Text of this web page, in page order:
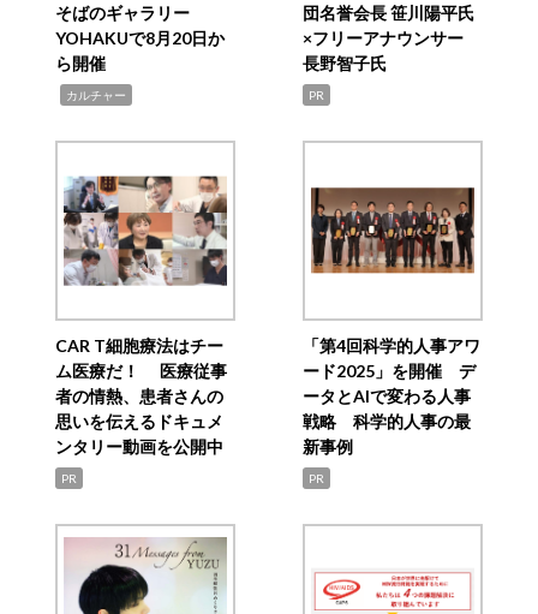
そばのギャラリー
YOHAKUで8月20日か
ら開催
カルチャー
団名誉会長 笹川陽平氏
×フリーアナウンサー
長野智子氏
PR
CAR T細胞療法はチー
ム医療だ！ 医療従事
者の情熱、患者さんの
思いを伝えるドキュメ
ンタリー動画を公開中
PR
「第4回科学的人事アワ
ード2025」を開催 デ
ータとAIで変わる人事
戦略 科学的人事の最
新事例
PR